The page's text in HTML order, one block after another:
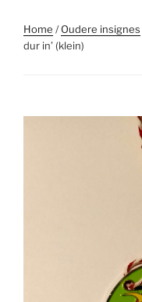
Home /Oudere insignes
dur in’ (klein)